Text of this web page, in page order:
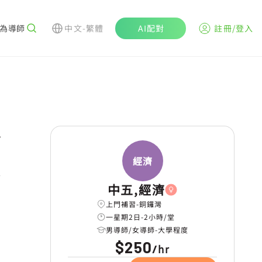
導師 中文-繁體 AI配對 註冊/登入
經濟
中五,經濟
上門補習-銅鑼灣
一星期2日-2小時/堂
男導師/女導師-大學程度
$250/hr